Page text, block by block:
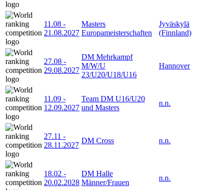
11.08 -
21.08.2027
Masters
Europameisterschaften
Jyväskylä
(Finnland)
27.08 -
29.08.2027
DM Mehrkampf
M/W/U
23/U20/U18/U16
Hannover
11.09 -
12.09.2027
Team DM U16/U20
und Masters
n.n.
27.11 -
28.11.2027
DM Cross n.n.
18.02 -
20.02.2028
DM Halle
Männer/Frauen
n.n.